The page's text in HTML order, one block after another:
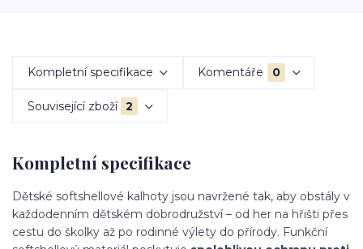
Kompletní specifikace Komentáře 0
Související zboží 2
Kompletní specifikace
Dětské softshellové kalhoty jsou navržené tak, aby obstály v
každodenním dětském dobrodružství – od her na hřišti přes
cestu do školky až po rodinné výlety do přírody. Funkční